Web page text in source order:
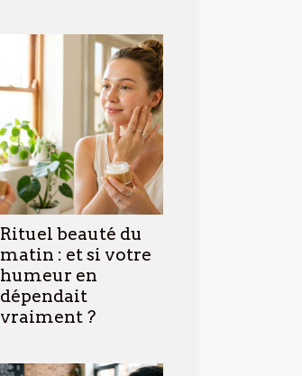
Rituel beauté du
matin : et si votre
humeur en
dépendait
vraiment ?